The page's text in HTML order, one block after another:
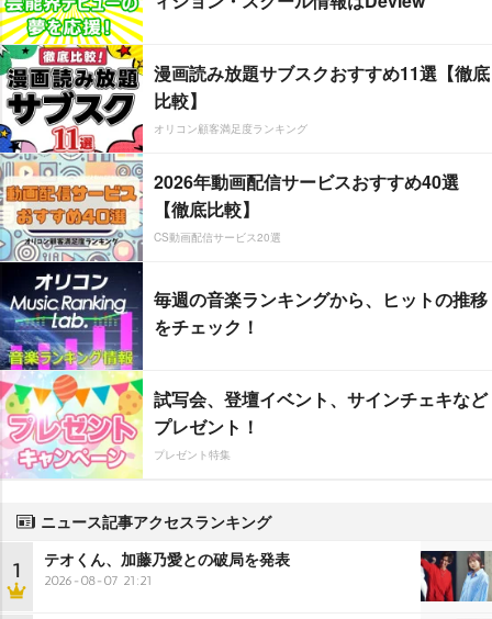
漫画読み放題サブスクおすすめ11選【徹底
比較】
オリコン顧客満足度ランキング
2026年動画配信サービスおすすめ40選
【徹底比較】
CS動画配信サービス20選
毎週の音楽ランキングから、ヒットの推移
をチェック！
試写会、登壇イベント、サインチェキなど
プレゼント！
プレゼント特集
ニュース記事アクセスランキング
1 テオくん、加藤乃愛との破局を発表
2026-08-07 21:21